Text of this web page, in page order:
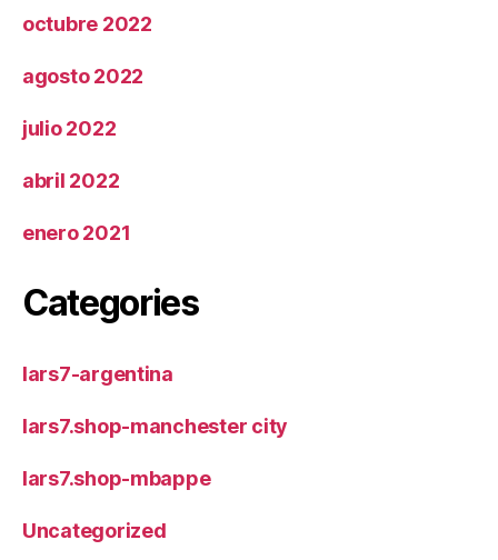
octubre 2022
agosto 2022
julio 2022
abril 2022
enero 2021
Categories
lars7-argentina
lars7.shop-manchester city
lars7.shop-mbappe
Uncategorized